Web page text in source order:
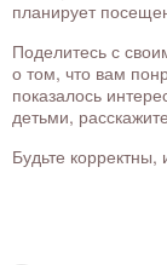
планирует
Поделитесь с
о том, что вам
показалось
детьми,
Будьте